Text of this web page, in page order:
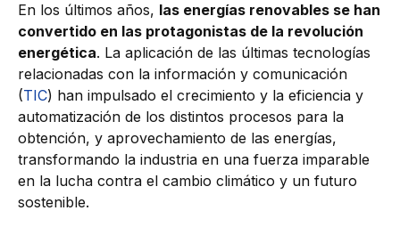
En los últimos años, las energías renovables se han
convertido en las protagonistas de la revolución
energética. La aplicación de las últimas tecnologías
relacionadas con la información y comunicación
(TIC) han impulsado el crecimiento y la eficiencia y
automatización de los distintos procesos para la
obtención, y aprovechamiento de las energías,
transformando la industria en una fuerza imparable
en la lucha contra el cambio climático y un futuro
sostenible.